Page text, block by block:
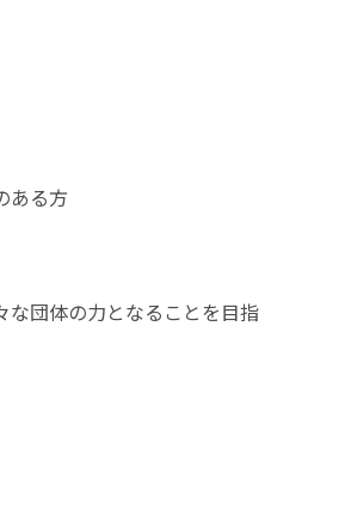
ある方
団体の力となることを目指